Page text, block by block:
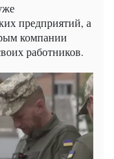
предприятий, а
компании
работников.